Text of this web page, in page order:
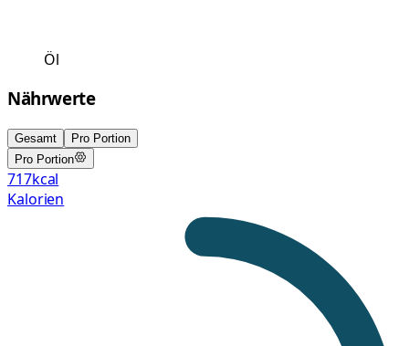
Öl
Nährwerte
Gesamt
Pro Portion
Pro Portion
717kcal
Kalorien